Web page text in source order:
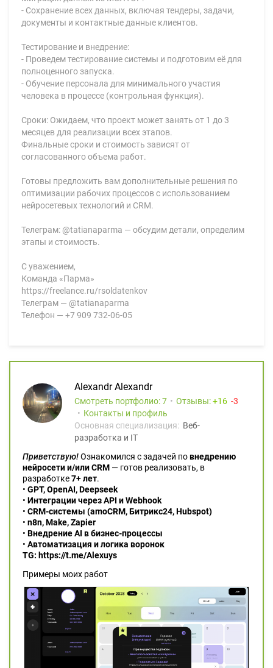
- Сохранение всех данных, включая тендеры, задачи,
документы и контактные данные клиентов.
Тестирование и внедрение:
- Проведем тестирование системы и подготовим её для
полноценного запуска.
- Обучение персонала для минимального участия
человека в процессе (контрольная функция).
Сроки: Ожидаем, что проект может занять от 1 до 3
месяцев для реализации всех этапов.
Финальные сроки и стоимость зависят от
согласованного объема работ.
Готовы предложить вам дополнительные решения по
оптимизации рабочих процессов с использованием
нейросетевых технологий и CRM.
Телеграм: @tatianaparma — обсудим детали, определим
этапы и стоимость.
С уважением,
Команда «Парма»
https://freelance.ru/rsoldatenkov
Телеграм — @tatianaparma
Телефон — +7 909 732-06-05
Alexandr Alexandr
Смотреть портфолио: 7 Отзывы: 16
3
Контакты и профиль
Основная специализация: Веб-
разработка и IT
Приветствую!Ознакомился с задачей повнедрению
нейросети и/или CRM — готов реализовать, в
разработке7+ лет.
• GPT, OpenAI, Deepseek
• Интеграции через API и Webhook
• CRM-системы (amoCRM, Битрикс24, Hubspot)
• n8n, Make, Zapier
• Внедрение AI в бизнес-процессы
• Автоматизация и логика воронок
TG: https://t.me/Alexuys
Примеры моих работ